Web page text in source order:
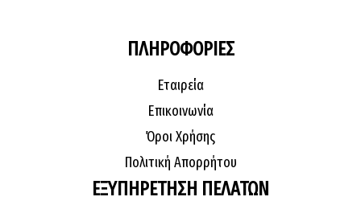
ΠΛΗΡΟΦΟΡΙΕΣ
Εταιρεία
Επικοινωνία
Όροι Χρήσης
Πολιτική Απορρήτου
ΕΞΥΠΗΡΕΤΗΣΗ ΠΕΛΑΤΩΝ